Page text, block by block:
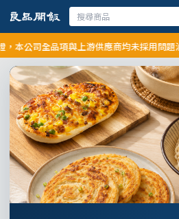
司全品項與上游供應商均未採用問題油品，